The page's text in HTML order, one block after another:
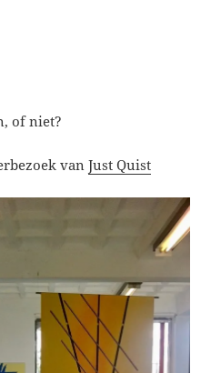
of niet?
vanJust Quist